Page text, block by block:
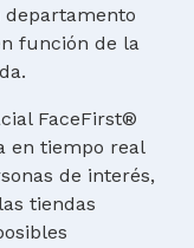
función de la
FaceFirst®
en tiempo real
de interés,
tiendas